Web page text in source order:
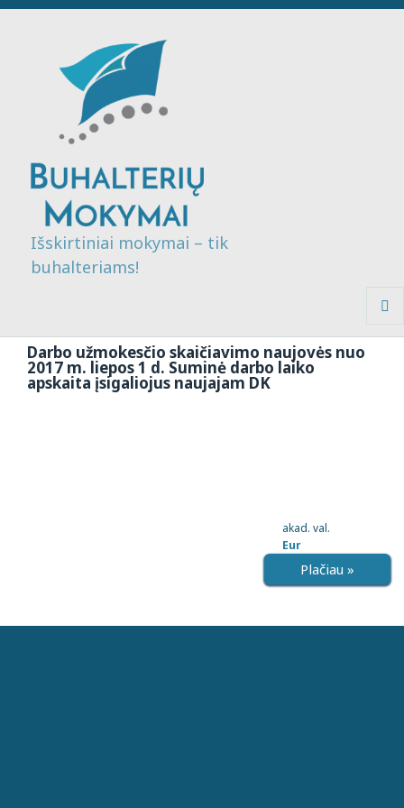
Išskirtiniai mokymai – tik
buhalteriams!
Darbo užmokesčio skaičiavimo naujovės nuo
2017 m. liepos 1 d. Suminė darbo laiko
apskaita įsigaliojus naujajam DK
akad. val.
Eur
Plačiau »